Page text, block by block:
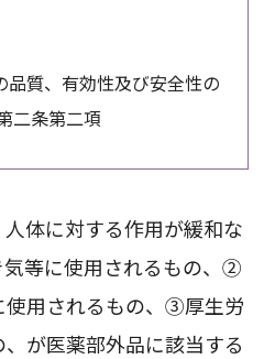
品質、有効性及び安全性の
二条第二項
人体に対する作用が緩和な
等に使用されるもの、②
使用されるもの、③厚生労
が医薬部外品に該当する